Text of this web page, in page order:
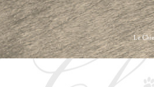
Le
HUNDACCESSOARER, HUND KLÄDER,